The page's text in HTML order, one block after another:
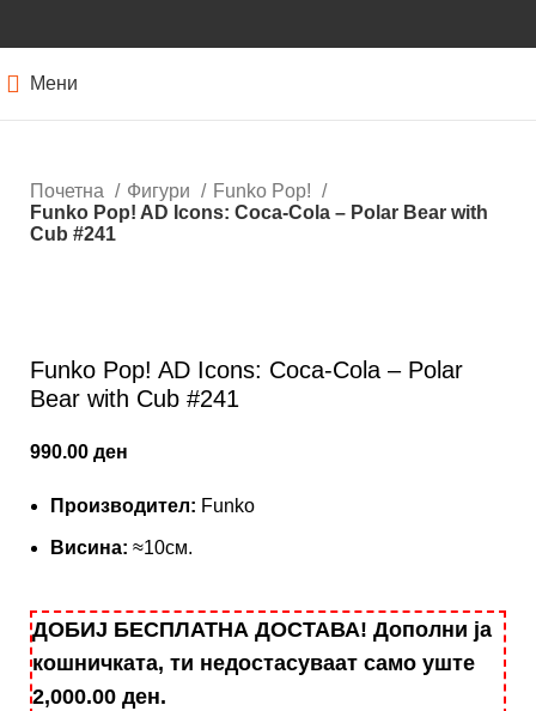
Мени
Почетна Фигури
Funko Pop!
Funko Pop! AD Icons: Coca-Cola – Polar Bear with
Cub #241
Funko Pop! AD Icons: Coca-Cola – Polar
Bear with Cub #241
990.00 ден
Производител: Funko
Висина: ≈10см.
ДОБИЈ БЕСПЛАТНА ДОСТАВА! Дополни ја
кошничката, ти недостасуваат само уште
2,000.00 ден.